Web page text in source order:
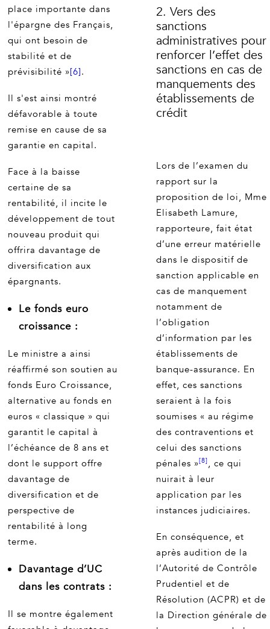
place importante dans
l'épargne des Français,
qui ont besoin de
stabilité et de
prévisibilité »[6].
Il s'est ainsi montré
défavorable à toute
remise en cause de sa
garantie en capital.
Face à la baisse
certaine de sa
rentabilité, il incite le
développement de tout
nouveau produit qui
offrira davantage de
diversification aux
épargnants.
Le fonds euro
croissance :
Le ministre a ainsi
réaffirmé son soutien au
fonds Euro Croissance,
alternative au fonds en
euros « classique » qui
garantit le capital à
l’échéance de 8 ans et
dont le support offre
davantage de
diversification et de
perspective de
rentabilité à long
terme.
Davantage d’UC
dans les contrats :
Il se montre également
2. Vers des
sanctions
administratives pour
renforcer l’effet des
sanctions en cas de
manquements des
établissements de
crédit
Lors de l’examen du
rapport sur la
proposition de loi, Mme
Elisabeth Lamure,
rapporteure, fait état
d’une erreur matérielle
dans le dispositif de
sanction applicable en
cas de manquement
notamment de
l’obligation
d’information par les
établissements de
banque-assurance. En
effet, ces sanctions
seraient à la fois
soumises « au régime
des contraventions et
celui des sanctions
pénales »[8], ce qui
nuirait à leur
application par les
instances judiciaires.
En conséquence, et
après audition de la
l’Autorité de Contrôle
Prudentiel et de
Résolution (ACPR) et de
la Direction générale de